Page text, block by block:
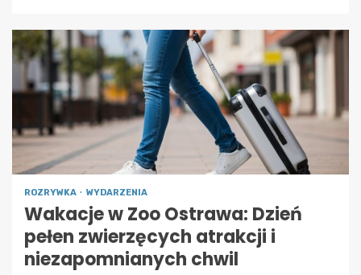
ROZRYWKA WYDARZENIA
Wakacje w Zoo Ostrawa: Dzień
pełen zwierzęcych atrakcji i
niezapomnianych chwil